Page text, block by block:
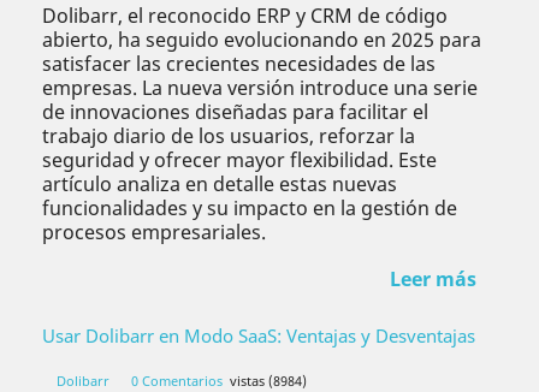
Dolibarr, el reconocido ERP y CRM de código
abierto, ha seguido evolucionando en 2025 para
satisfacer las crecientes necesidades de las
empresas. La nueva versión introduce una serie
de innovaciones diseñadas para facilitar el
trabajo diario de los usuarios, reforzar la
seguridad y ofrecer mayor flexibilidad. Este
artículo analiza en detalle estas nuevas
funcionalidades y su impacto en la gestión de
procesos empresariales.
Leer más
Usar Dolibarr en Modo SaaS: Ventajas y Desventajas
Dolibarr 0 Comentarios vistas (8984)